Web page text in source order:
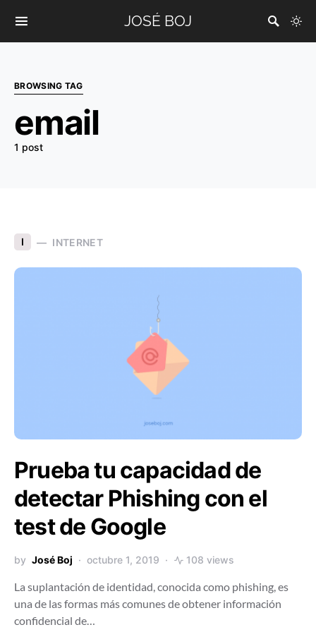
JOSÉ BOJ
BROWSING TAG
email
1 post
I INTERNET
Prueba tu capacidad de
detectar Phishing con el
test de Google
by José Boj octubre 1, 2019 108 views
La suplantación de identidad, conocida como phishing, es
una de las formas más comunes de obtener información
confidencial de…